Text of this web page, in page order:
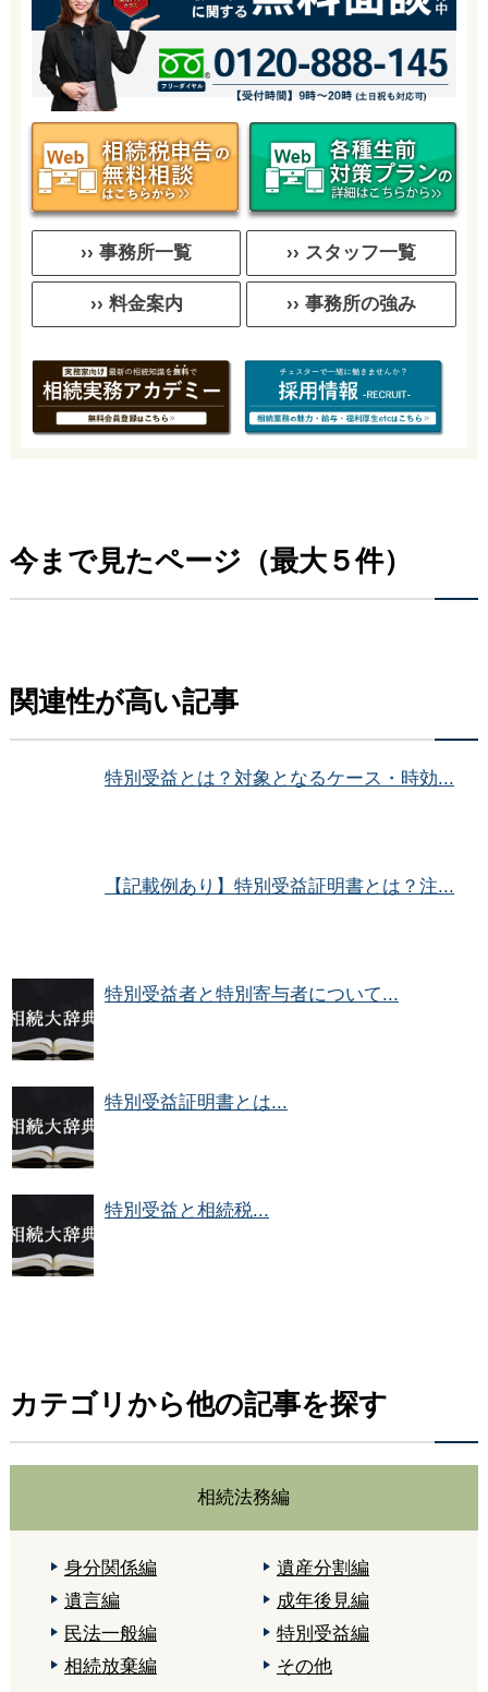
›› 事務所一覧 ›› スタッフ一覧
›› 料金案内 ›› 事務所の強み
今まで見たページ（最大５件）
関連性が高い記事
特別受益とは？対象となるケース・時効...
【記載例あり】特別受益証明書とは？注...
特別受益者と特別寄与者について...
特別受益証明書とは...
特別受益と相続税...
カテゴリから他の記事を探す
相続法務編
身分関係編
遺産分割編
遺言編
成年後見編
民法一般編
特別受益編
相続放棄編
その他